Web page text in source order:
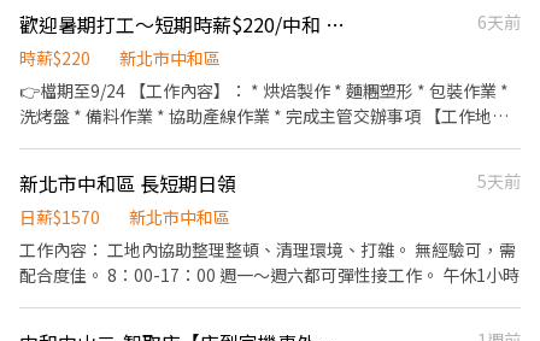
要加小老鼠唷~有需要了解細節也可直接留言唷~)
歡迎暑期打工～短期時薪$220/中和 烘焙廠作業員/天天日領不扣手續費
6天前
時薪$220
新北市中和區
👉檔期至9/24 【工作內容】： * 烘焙製作 * 麵糰塑形 * 包裝作業 *
洗烤盤 * 備料作業 * 協助產線作業 * 完成主管交辦事項 【工作地
日公休另外一天排休 👉當天匯款 ☎️聯絡方式：0909816255
新北市中和區 長短期日領
5天前
日薪$1570
新北市中和區
工作內容： 工地內協助整理整頓、清理環境、打雜。 無經驗可，需
配合度佳。 8：00-17：00 週一～週六都可彈性接工作。 午休1小時